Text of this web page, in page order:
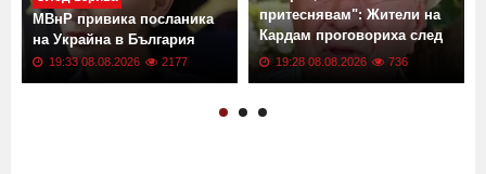
МВнР привика посланика
на Украйна в България
19:33 08.08.2026 2177
притеснявам": Жители на
Кардам проговориха след
инцидента
19:28 08.08.2026 736